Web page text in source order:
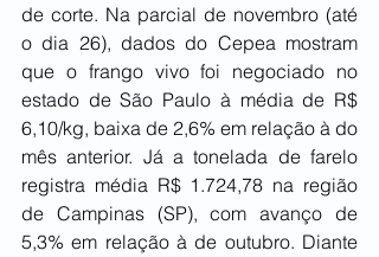
de corte. Na parcial de novembro (até
o dia 26), dados do Cepea mostram
que o frango vivo foi negociado no
estado de São Paulo à média de R$
6,10/kg, baixa de 2,6% em relação à do
mês anterior. Já a tonelada de farelo
registra média R$ 1.724,78 na região
de Campinas (SP), com avanço de
5,3% em relação à de outubro. Diante